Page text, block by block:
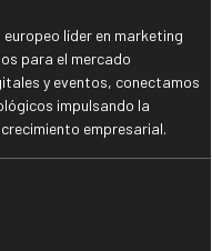
europeo líder en marketing
para el mercado
y eventos, conectamos
impulsando la
empresarial.